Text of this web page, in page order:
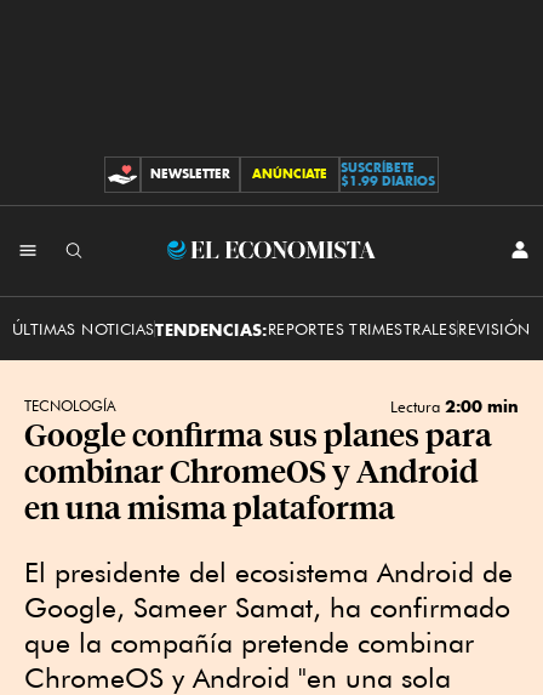
CONTRIBUCIONES
NEWSLETTER ANÚNCIATE
SUSCRÍBETE
$1.99 DIARIOS
El
ÚLTIMAS NOTICIASTENDENCIAS:REPORTES TRIMESTRALESREVISIÓN
TECNOLOGÍA Lectura 2:00 min
Google confirma sus planes para
combinar ChromeOS y Android
en una misma plataforma
El presidente del ecosistema Android de
Google, Sameer Samat, ha confirmado
que la compañía pretende combinar
ChromeOS y Android "en una sola